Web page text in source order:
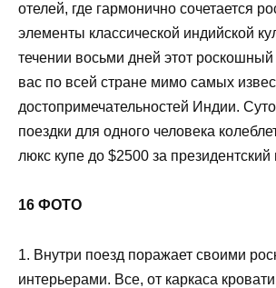
отелей, где гармонично сочетается
элементы классической индийской
течении восьми дней этот роскошный
вас по всей стране мимо самых
достопримечательностей Индии.
поездки для одного человека
люкс купе до $2500 за
16 ФОТО
1. Внутри поезд поражает своими
интерьерами. Все, от каркаса